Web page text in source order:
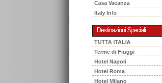
Casa Vacanza
Italy Info
Destinazioni Speciali
TUTTA ITALIA
Terme di Fiuggi
Hotel Napoli
Hotel Roma
Hotel Milano